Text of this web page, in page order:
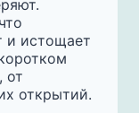
и истощает
от
открытий.